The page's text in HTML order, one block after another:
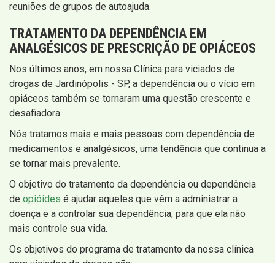
reuniões de grupos de autoajuda.
TRATAMENTO DA DEPENDÊNCIA EM
ANALGÉSICOS DE PRESCRIÇÃO DE OPIÁCEOS
Nos últimos anos, em nossa Clínica para viciados de
drogas de Jardinópolis - SP, a dependência ou o vício em
opiáceos também se tornaram uma questão crescente e
desafiadora.
Nós tratamos mais e mais pessoas com dependência de
medicamentos e analgésicos, uma tendência que continua a
se tornar mais prevalente.
O objetivo do tratamento da dependência ou dependência
de opióides é ajudar aqueles que vêm a administrar a
doença e a controlar sua dependência, para que ela não
mais controle sua vida.
Os objetivos do programa de tratamento da nossa clínica